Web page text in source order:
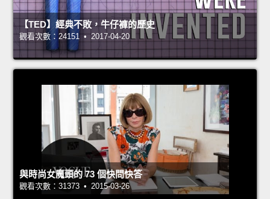
【TED】經典不敗，牛仔褲的歷史
觀看次數：24151 • 2017-04-20
與時尚女魔頭的 73 個快問快答
觀看次數：31373 • 2015-03-26